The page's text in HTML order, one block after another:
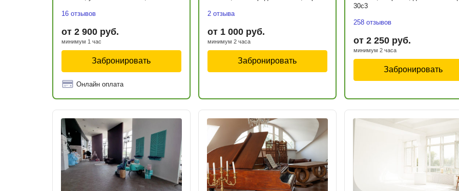
16 отзывов
от 2 900 руб.
минимум 1 час
Забронировать
Онлайн оплата
2 отзыва
от 1 000 руб.
минимум 2 часа
Забронировать
30с3
258 отзывов
от 2 250 руб.
минимум 2 часа
Забронировать